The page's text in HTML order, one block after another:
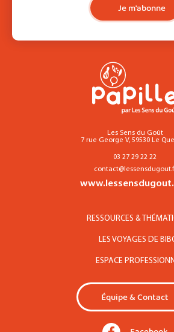
Je m'abonne
Les Sens du Goût
7 rue George V, 59530 Le
03 27 29 22 22
RESSOURCES &
LES VOYAGES DE
ESPACE
Équipe & Contact